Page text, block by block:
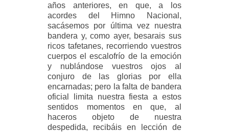
años anteriores, en que, a los
acordes del Himno Nacional,
sacásemos por última vez nuestra
bandera y, como ayer, besarais sus
ricos tafetanes, recorriendo vuestros
cuerpos el escalofrío de la emoción
y nublándose vuestros ojos al
conjuro de las glorias por ella
encarnadas; pero la falta de bandera
oficial limita nuestra fiesta a estos
sentidos momentos en que, al
haceros objeto de nuestra
despedida, recibáis en lección de